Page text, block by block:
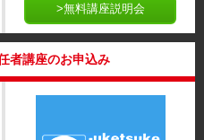
>無料講座説明会
者講座のお申込み